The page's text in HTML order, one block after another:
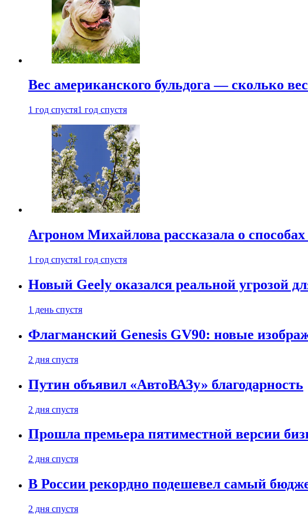
Вес американского бульдога — сколько
1 год спустя1 год спустя
Агроном Михайлова рассказала о
1 год спустя1 год спустя
Новый Geely оказался реальной угрозой
1 день спустя
Флагманский Genesis GV90: новые
2 дня спустя
Путин объявил «АвтоВАЗу» благодарность
2 дня спустя
Прошла премьера пятиместной версии
2 дня спустя
В России рекордно подешевел самый
2 дня спустя